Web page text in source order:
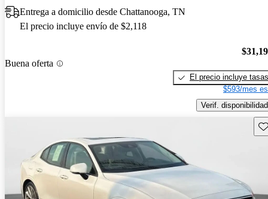
Entrega a domicilio desde Chattanooga, TN
El precio incluye envío de $2,118
Buena oferta
El precio incluye tasas
$593/mes
Verif. disponibilidad